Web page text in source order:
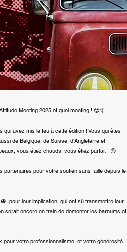
Meeting 2025 et quel meeting ! 😍🤙
avez mis le feu à cette édition ! Vous qui êtes
de Belgique, de Suisse, d'Angleterre et
vous étiez chauds, vous étiez parfait ! 😍
partenaires pour votre soutien sans faille depuis le
pour leur implication, qui ont sû transmettre leur
serait encore en train de demonter les barnums et
votre professionnalisme, et votre générosité